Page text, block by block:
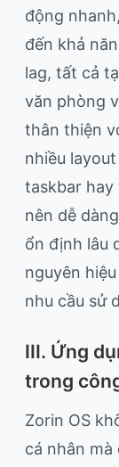
động
đến khả
lag, tất cả
văn phòng
thân thiện
nhiều
taskbar hay
nên dễ
ổn định lâu
nguyên
nhu cầu sử
III. Ứng
trong
Zorin OS
cá nhân